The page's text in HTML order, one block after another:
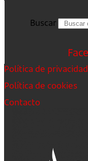
Buscar
Política de privacidad
Política de cookies
Contacto